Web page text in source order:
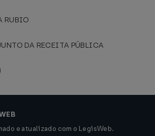
RUBIO
DA RECEITA PÚBLICA
e atualizado com o LegisWeb.